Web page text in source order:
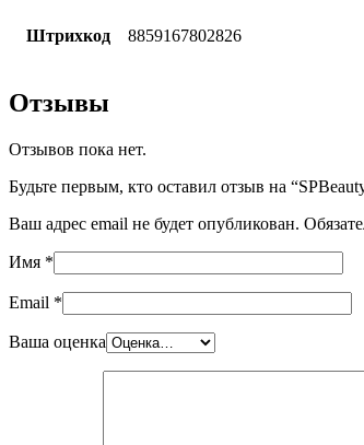
Штрихкод 8859167802826
Отзывы
Отзывов пока нет.
Будьте первым, кто оставил отзыв на
Ваш адрес email не будет опубликован.
Имя *
Email *
Ваша оценка